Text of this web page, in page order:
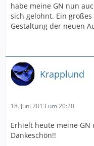
habe meine GN nun
sich gelohnt. Ein
Gestaltung der neuen
Krapplund
18. Juni 2013 um 20:20
Erhielt heute meine
Dankeschön!!